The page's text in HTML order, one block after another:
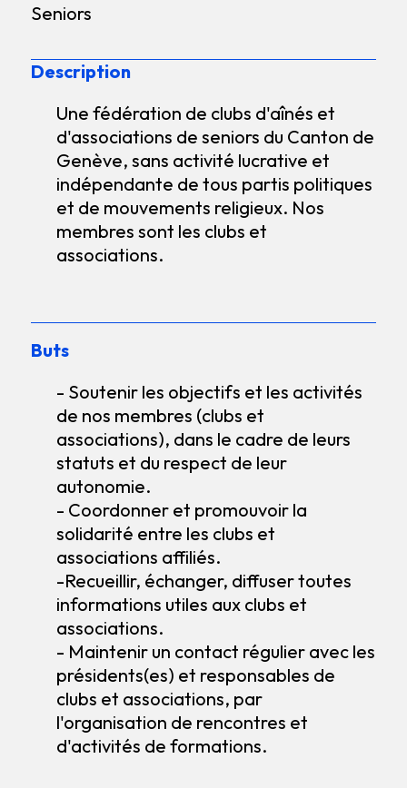
Seniors
Description
Une fédération de clubs d'aînés et
d'associations de seniors du Canton de
Genève, sans activité lucrative et
indépendante de tous partis politiques
et de mouvements religieux. Nos
membres sont les clubs et
associations.
Buts
- Soutenir les objectifs et les activités
de nos membres (clubs et
associations), dans le cadre de leurs
statuts et du respect de leur
autonomie.
- Coordonner et promouvoir la
solidarité entre les clubs et
associations affiliés.
-Recueillir, échanger, diffuser toutes
informations utiles aux clubs et
associations.
- Maintenir un contact régulier avec les
présidents(es) et responsables de
clubs et associations, par
l'organisation de rencontres et
d'activités de formations.